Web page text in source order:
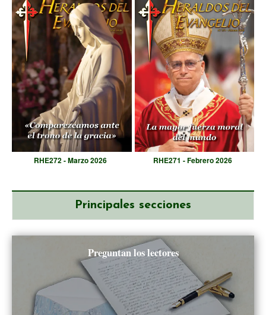
RHE272 - Marzo 2026 RHE271 - Febrero 2026
Principales secciones
Preguntan los lectores